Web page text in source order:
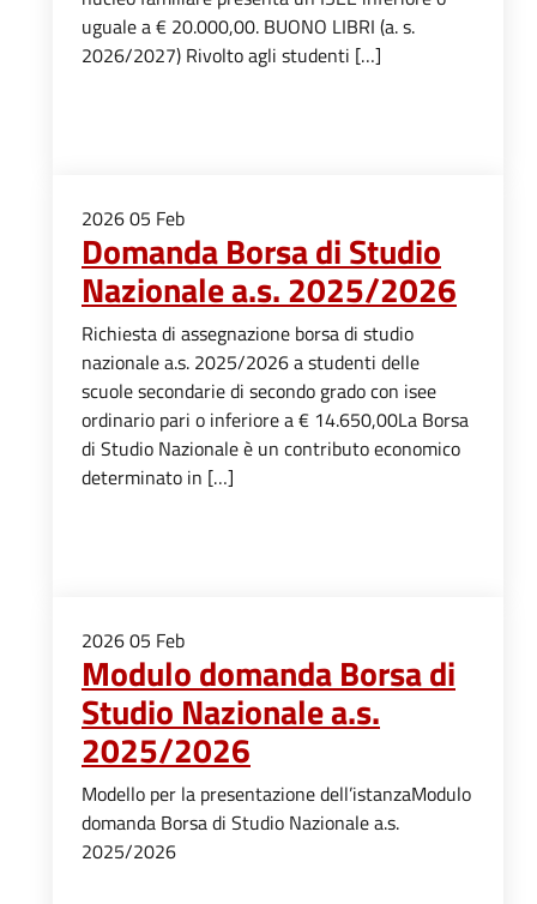
uguale a € 20.000,00. BUONO LIBRI (a. s.
2026/2027) Rivolto agli studenti […]
202605 Feb
Domanda Borsa di Studio
Nazionale a.s. 2025/2026
Richiesta di assegnazione borsa di studio
nazionale a.s. 2025/2026 a studenti delle
scuole secondarie di secondo grado con isee
ordinario pari o inferiore a € 14.650,00La Borsa
di Studio Nazionale è un contributo economico
determinato in […]
202605 Feb
Modulo domanda Borsa di
Studio Nazionale a.s.
2025/2026
Modello per la presentazione dell’istanzaModulo
domanda Borsa di Studio Nazionale a.s.
2025/2026